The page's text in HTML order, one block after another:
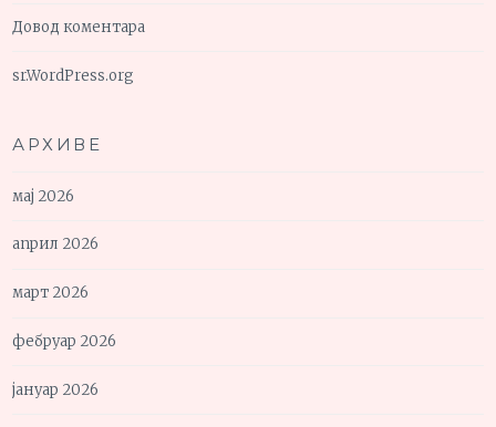
Довод коментара
sr.WordPress.org
АРХИВЕ
мај 2026
април 2026
март 2026
фебруар 2026
јануар 2026